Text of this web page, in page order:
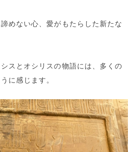
めない心、愛がもたらした新たな
スとオシリスの物語には、多くの
に感じます。